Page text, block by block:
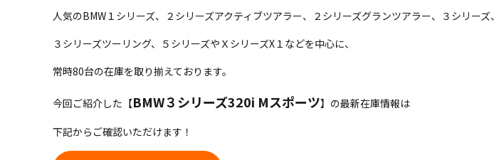
人気のBMW１シリーズ、２シリーズアクティブツアラー、２シリーズグランツアラー、３シリーズ、
３シリーズツーリング、５シリーズやＸシリーズX１などを中心に、
常時80台の在庫を取り揃えております。
今回ご紹介した【BMW３シリーズ320i Mスポーツ】の最新在庫情報は
下記からご確認いただけます！